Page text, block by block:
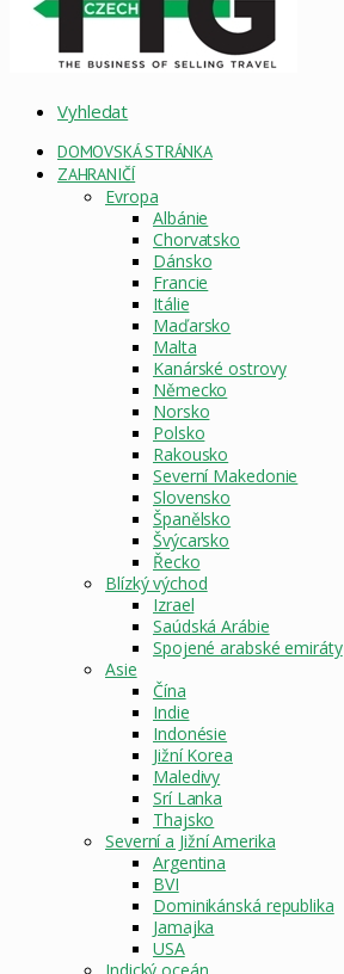
Vyhledat
DOMOVSKÁ STRÁNKA
ZAHRANIČÍ
Evropa
Albánie
Chorvatsko
Dánsko
Francie
Itálie
Maďarsko
Malta
Kanárské ostrovy
Německo
Norsko
Polsko
Rakousko
Severní Makedonie
Slovensko
Španělsko
Švýcarsko
Řecko
Blízký východ
Izrael
Saúdská Arábie
Spojené arabské emiráty
Asie
Čína
Indie
Indonésie
Jižní Korea
Maledivy
Srí Lanka
Thajsko
Severní a Jižní Amerika
Argentina
BVI
Dominikánská republika
Jamajka
USA